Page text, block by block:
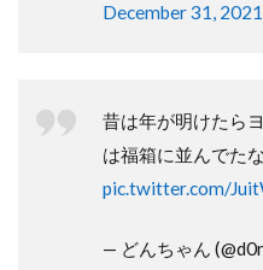
December 31, 2021
昔は年が明けたら
は福箱に並んでたな
pic.twitter.com/
— どんちゃん